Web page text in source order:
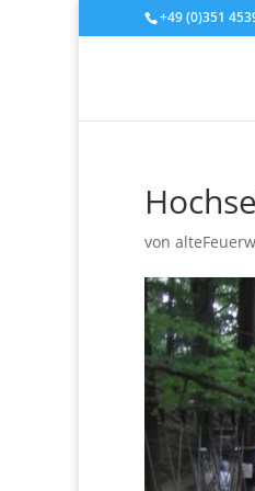
+49 (0)351
von